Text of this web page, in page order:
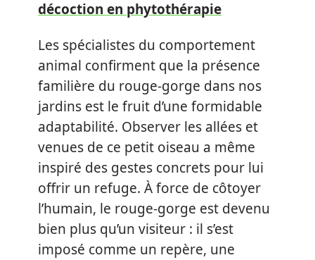
décoction en phytothérapie
Les spécialistes du comportement
animal confirment que la présence
familière du rouge-gorge dans nos
jardins est le fruit d’une formidable
adaptabilité. Observer les allées et
venues de ce petit oiseau a même
inspiré des gestes concrets pour lui
offrir un refuge. À force de côtoyer
l’humain, le rouge-gorge est devenu
bien plus qu’un visiteur : il s’est
imposé comme un repère, une